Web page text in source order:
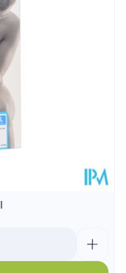
(15°C -